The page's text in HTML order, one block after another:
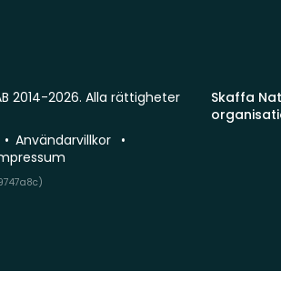
Skaffa
2014-2026. Alla rättigheter
Användarvillkor